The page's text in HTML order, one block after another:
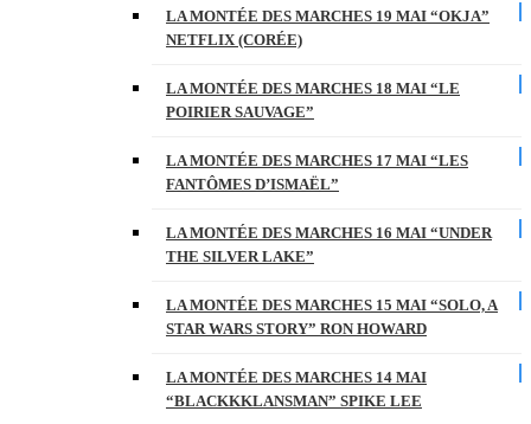
LA MONTÉE DES MARCHES 19 MAI “OKJA”
NETFLIX (CORÉE)
LA MONTÉE DES MARCHES 18 MAI “LE
POIRIER SAUVAGE”
LA MONTÉE DES MARCHES 17 MAI “LES
FANTÔMES D’ISMAËL”
LA MONTÉE DES MARCHES 16 MAI “UNDER
THE SILVER LAKE”
LA MONTÉE DES MARCHES 15 MAI “SOLO, A
STAR WARS STORY” RON HOWARD
LA MONTÉE DES MARCHES 14 MAI
“BLACKKKLANSMAN” SPIKE LEE